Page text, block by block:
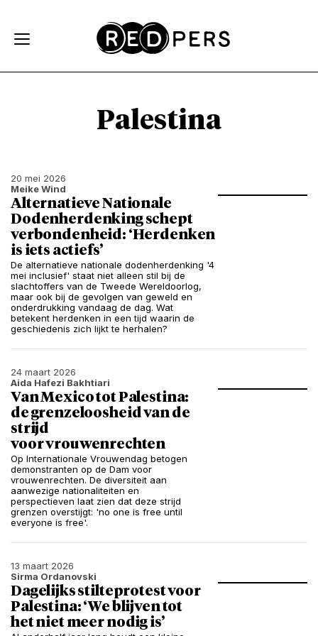
Palestina
20 mei 2026
Meike Wind
Alternatieve Nationale
Dodenherdenking schept
verbondenheid: ‘Herdenken
is iets actiefs’
De alternatieve nationale dodenherdenking '4
mei inclusief' staat niet alleen stil bij de
slachtoffers van de Tweede Wereldoorlog,
maar ook bij de gevolgen van geweld en
onderdrukking vandaag de dag. Wat
betekent herdenken in een tijd waarin de
geschiedenis zich lijkt te herhalen?
24 maart 2026
Aida Hafezi Bakhtiari
Van Mexico tot Palestina:
de grenzeloosheid van de
strijd
voor vrouwenrechten
Op Internationale Vrouwendag betogen
demonstranten op de Dam voor
vrouwenrechten. De diversiteit aan
aanwezige nationaliteiten en
perspectieven laat zien dat deze strijd
grenzen overstijgt: 'no one is free until
everyone is free'.
13 maart 2026
Sirma Ordanovski
Dagelijks stilteprotest voor
Palestina: ‘We blijven tot
het niet meer nodig is’